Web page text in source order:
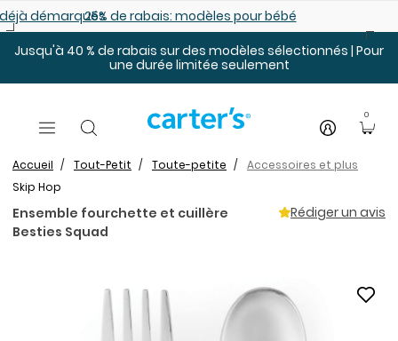
démarqués25% de rabais: modèles pour bébé
Jusqu'à 40 % de rabais sur des modèles sélectionnés | Pour
une durée limitée seulement
0
Accueil Tout-Petit Toute-petite
Accessoires et plus
Skip Hop
Ensemble fourchette et cuillère
Besties Squad
Rédiger un avis